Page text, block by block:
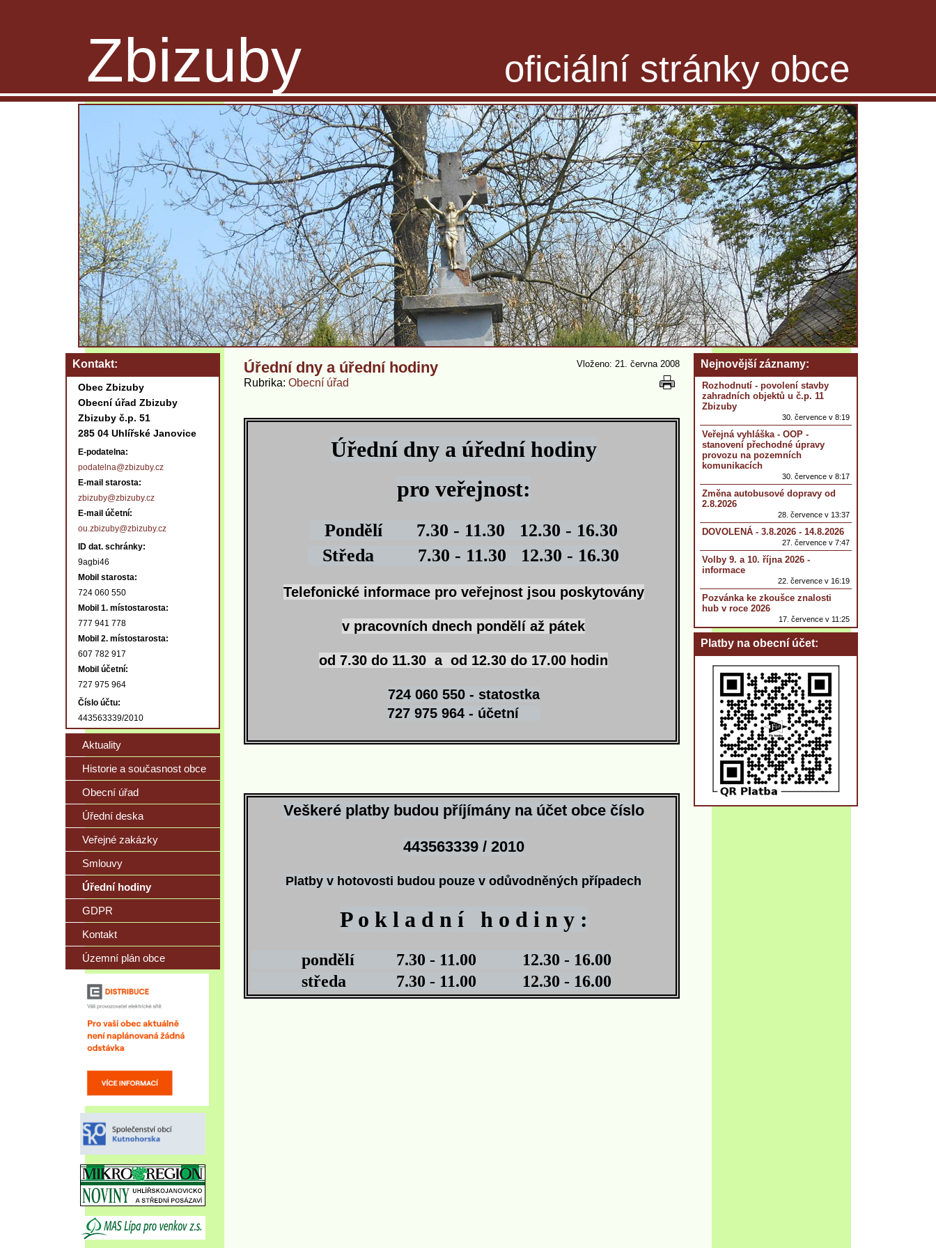
Zbizuby oficiální stránky obce
Úřední dny a úřední hodiny
Rubrika Obecní úřad
Vloženo: 21. června 2008
Úřední dny a úřední hodiny
pro veřejnost:
Pondělí 7.30 - 11.30 12.30 - 16.30
Středa 7.30 - 11.30 12.30 - 16.30
Telefonické informace pro veřejnost jsou poskytovány
v pracovních dnech pondělí až pátek
od 7.30 do 11.30 a od 12.30 do 17.00 hodin
724 060 550 - statostka
727 975 964 - účetní
Veškeré platby budou příjímány na účet obce číslo
443563339 / 2010
Platby v hotovosti budou pouze v odůvodněných případech
P o k l a d n í h o d i n y :
pondělí 7.30 - 11.00 12.30 - 16.00
středa 7.30 - 11.00 12.30 - 16.00
Kontakt
Obec Zbizuby
Obecní úřad Zbizuby
Zbizuby č.p. 51
285 04 Uhlířské Janovice
E-podatelna:
podatelna@zbizuby.cz
E-mail starosta:
zbizuby@zbizuby.cz
E-mail účetní:
ou.zbizuby@zbizuby.cz
ID dat. schránky:
9agbi46
Mobil starosta:
724 060 550
Mobil 1. místostarosta:
777 941 778
Mobil 2. místostarosta:
607 782 917
Mobil účetní:
727 975 964
Číslo účtu:
443563339/2010
Aktuality
Historie a současnost obce
Obecní úřad
Úřední deska
Veřejné zakázky
Smlouvy
Úřední hodiny
GDPR
Kontakt
Územní plán obce
Nejnovější záznamy
Rozhodnutí - povolení stavby
zahradních objektů u č.p. 11
Zbizuby
30. července v 8:19
Veřejná vyhláška - OOP -
stanovení přechodné úpravy
provozu na pozemních
komunikacích
30. července v 8:17
Změna autobusové dopravy od
2.8.2026
28. července v 13:37
DOVOLENÁ - 3.8.2026 - 14.8.2026
27. července v 7:47
Volby 9. a 10. října 2026 -
informace
22. července v 16:19
Pozvánka ke zkoušce znalosti
hub v roce 2026
17. července v 11:25
Platby na obecní účet